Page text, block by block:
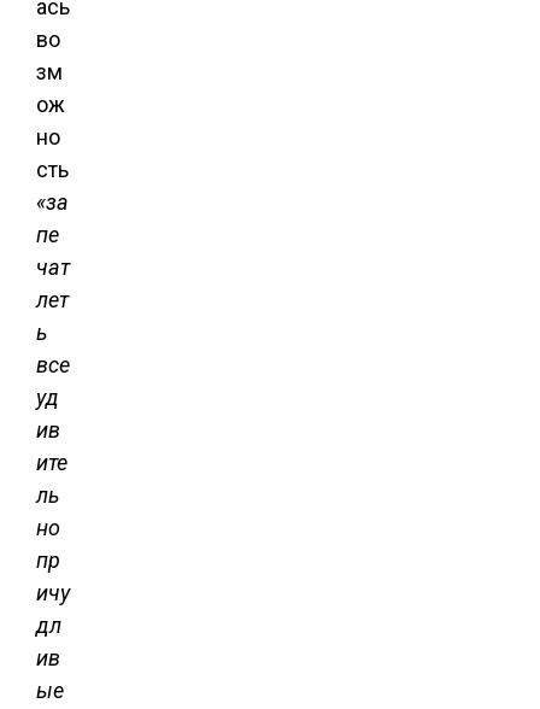
ась
во
зм
ож
но
сть
«за
пе
чат
лет
ь
все
уд
ив
ите
ль
но
пр
ичу
дл
ив
ые